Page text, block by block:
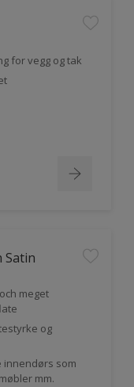
for vegg og tak
Satin
meget
og
innendørs som
mm.